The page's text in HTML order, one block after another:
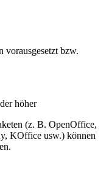
vorausgesetzt bzw.
höher
(z. B. OpenOffice,
KOffice usw.) können